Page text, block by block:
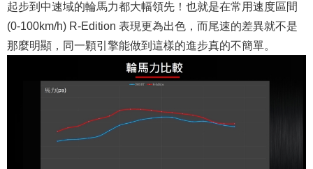
起步到中速域的輪馬力都大幅領先！也就是在常用速度區間
(0-100km/h) R-Edition 表現更為出色，而尾速的差異就不是
那麼明顯，同一顆引擎能做到這樣的進步真的不簡單。